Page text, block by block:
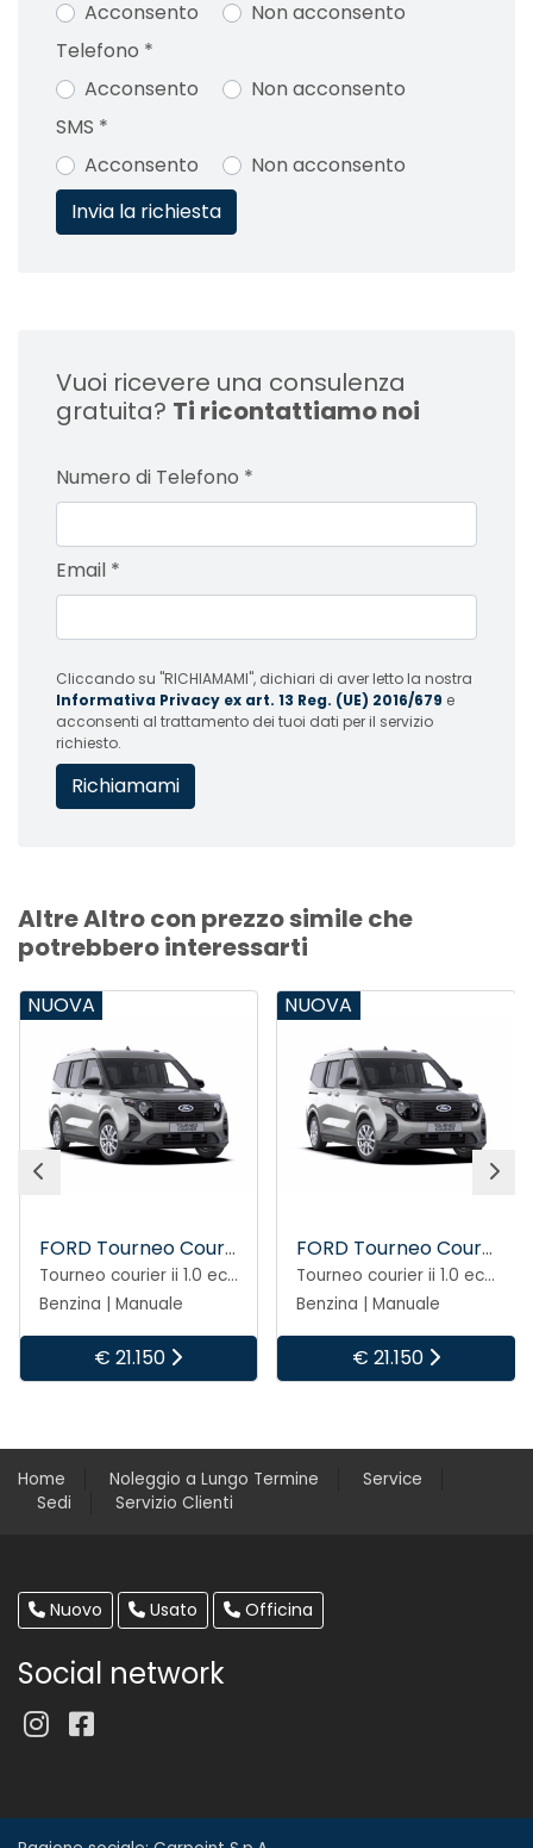
Acconsento
Non acconsento
Telefono *
Acconsento
Non acconsento
SMS *
Acconsento
Non acconsento
Vuoi ricevere una consulenza
gratuita? Ti ricontattiamo noi
Numero di Telefono *
Email *
Cliccando su "RICHIAMAMI", dichiari di aver letto la nostra
Informativa Privacy ex art. 13 Reg. (UE) 2016/679 e
acconsenti al trattamento dei tuoi dati per il servizio
richiesto.
Altre Altro con prezzo simile che
potrebbero interessarti
NUOVA
FORD Tourneo Courier
Tourneo courier ii 1.0 ecoboost 125cv titanium
Benzina | Manuale
€ 21.150
NUOVA
FORD Tourneo Courier
Tourneo courier ii 1.0 ecoboost 125cv titanium
Benzina | Manuale
€ 21.150
Home Noleggio a Lungo Termine
Service
Sedi
Servizio Clienti
Nuovo Usato Officina
Social network